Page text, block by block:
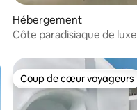
Hébergement
Côte paradisiaque de luxe
Coup de cœur voyageurs
Coup de cœur voyageurs